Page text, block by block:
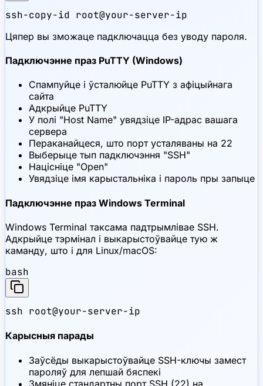
ssh-copy-id root@your-server-ip
Цяпер вы зможаце падключацца без уводу пароля.
Падключэнне праз PuTTY (Windows)
Спампуйце і ўсталюйце PuTTY з афіцыйнага
сайта
Адкрыйце PuTTY
У полі "Host Name" увядзіце IP-адрас вашага
сервера
Пераканайцеся, што порт усталяваны на 22
Выберыце тып падключэння "SSH"
Націсніце "Open"
Увядзіце імя карыстальніка і пароль пры запыце
Падключэнне праз Windows Terminal
Windows Terminal таксама падтрымлівае SSH.
Адкрыйце тэрмінал і выкарыстоўвайце тую ж
каманду, што і для Linux/macOS:
bash
ssh root@your-server-ip
Карысныя парады
Заўсёды выкарыстоўвайце SSH-ключы замест
пароляў для лепшай бяспекі
Змяніце стандартны порт SSH (22) на